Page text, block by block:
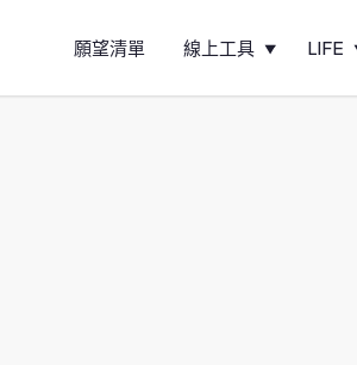
願望清單 線上工具 LIFE